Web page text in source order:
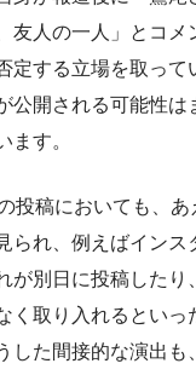
友人の一人」とコメ
定する立場を取って
公開される可能性は
ます。
投稿においても、
られ、例えばインス
が別日に投稿したり
く取り入れるといっ
した間接的な演出も